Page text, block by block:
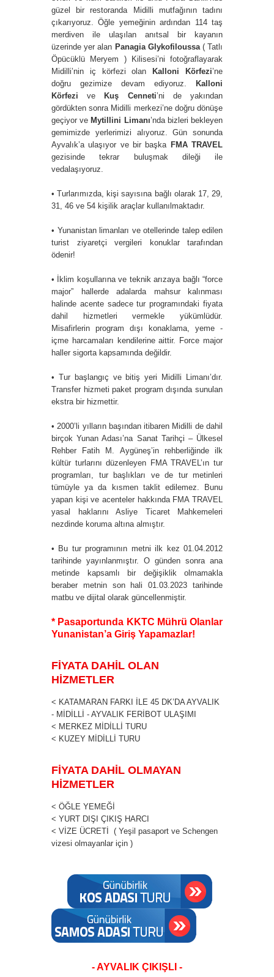
güzel bir restoranda Midilli mutfağının tadını
çıkarıyoruz. Öğle yemeğinin ardından 114 taş
merdiven ile ulaşılan anıtsal bir kayanın
üzerinde yer alan Panagia Glykofiloussa( Tatlı
Öpücüklü Meryem ) Kilisesi’ni fotoğraflayarak
Midilli’nin iç körfezi olan
Kalloni Körfezi’ne
doğru gezimize devam ediyoruz.
Kalloni
Körfezi ve Kuş Cenneti’ni de yakından
gördükten sonra Midilli merkezi’ne doğru dönüşe
geçiyor ve Mytillini Limanı’nda bizleri bekleyen
gemimizde yerlerimizi alıyoruz. Gün sonunda
Ayvalık’a ulaşıyor ve bir başka FMA TRAVEL
gezisinde tekrar buluşmak dileği ile
vedalaşıyoruz.
• Turlarımızda, kişi sayısına bağlı olarak 17, 29,
31, 46 ve 54 kişilik araçlar kullanılmaktadır.
• Yunanistan limanları ve otellerinde talep edilen
turist ziyaretçi vergileri konuklar tarafından
ödenir!
• İklim koşullarına ve teknik arızaya bağlı “force
major” hallerde adalarda mahsur kalınması
halinde acente sadece tur programındaki fiyata
dahil hizmetleri vermekle yükümlüdür.
Misafirlerin program dışı konaklama, yeme -
içme harcamaları kendilerine aittir. Force major
haller sigorta kapsamında değildir.
• Tur başlangıç ve bitiş yeri Midilli Limanı’dır.
Transfer hizmeti paket program dışında sunulan
ekstra bir hizmettir.
• 2000’li yılların başından itibaren Midilli de dahil
birçok Yunan Adası’na Sanat Tarihçi – Ülkesel
Rehber Fatih M. Aygüneş’in rehberliğinde ilk
kültür turlarını düzenleyen FMA TRAVEL’ın tur
programları, tur başlıkları ve de tur metinleri
tümüyle ya da kısmen taklit edilemez. Bunu
yapan kişi ve acenteler hakkında FMA TRAVEL
yasal haklarını Asliye Ticaret Mahkemeleri
nezdinde koruma altına almıştır.
• Bu tur programının metni ilk kez 01.04.2012
tarihinde yayınlanmıştır. O günden sonra ana
metinde kapsamlı bir değişiklik olmamakla
beraber metnin son hali 01.03.2023 tarihinde
matbu ve dijital olarak güncellenmiştir.
* Pasaportunda KKTC Mührü Olanlar
Yunanistan’a Giriş Yapamazlar!
FİYATA DAHİL OLAN
HİZMETLER
< KATAMARAN FARKI İLE 45 DK’DA AYVALIK
- MİDİLLİ - AYVALIK FERİBOT ULAŞIMI
< MERKEZ MİDİLLİ TURU
< KUZEY MİDİLLİ TURU
FİYATA DAHİL OLMAYAN
HİZMETLER
< ÖĞLE YEMEĞİ
< YURT DIŞI ÇIKIŞ HARCI
< VİZE ÜCRETİ ( Yeşil pasaport ve Schengen
vizesi olmayanlar için )
- AYVALIK ÇIKIŞLI -